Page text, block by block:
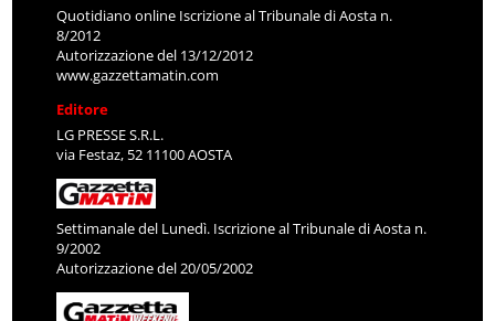
Quotidiano online Iscrizione al Tribunale di Aosta n.
8/2012
Autorizzazione del 13/12/2012
www.gazzettamatin.com
Editore
LG PRESSE S.R.L.
via Festaz, 52 11100 AOSTA
Settimanale del Lunedì. Iscrizione al Tribunale di Aosta n.
9/2002
Autorizzazione del 20/05/2002